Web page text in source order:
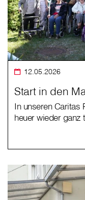
12.05.2026
Start in den
In unseren Caritas
heuer wieder ganz